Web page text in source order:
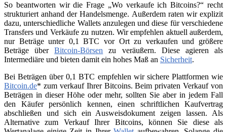
So beantworten wir die Frage „Wo verkaufe ich Bitcoins?“ recht
strukturiert anhand der Handelsmenge. Außerdem raten wir explizit
dazu, unterschiedliche Wallets anzulegen und diese für verschiedene
Transfers und Verkäufe zu nutzen. Wir empfehlen aktuell außerdem,
nur Beträge unter 0,1 BTC vor Ort zu verkaufen und größere
Beträge überBitcoin-Börsen zu veräußern. Diese agieren als
Intermediäre und bieten damit ein hohes Maß an Sicherheit.
Bei Beträgen über 0,1 BTC empfehlen wir sichere Plattformen wie
Bitcoin.de* zum verkauf Ihrer Bitcoins. Beim privaten Verkauf von
Beträgen in dieser Höhe oder mehr, sollten Sie aber in jedem Fall
den Käufer persönlich kennen, einen schriftlichen Kaufvertrag
abschließen und sich ein Ausweisdokument zeigen lassen. Als
Alternative zum Verkauf Ihrer Bitcoins, können Sie diese als